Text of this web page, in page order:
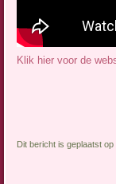
Klik hier voor de
Dit bericht is geplaatst